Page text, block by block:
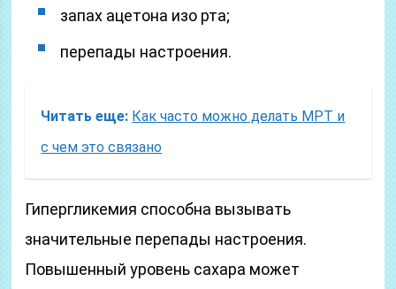
запах ацетона изо рта;
перепады настроения.
Читать еще: Как часто можно делать МРТ и
с чем это связано
Гипергликемия способна вызывать
значительные перепады настроения.
Повышенный уровень сахара может